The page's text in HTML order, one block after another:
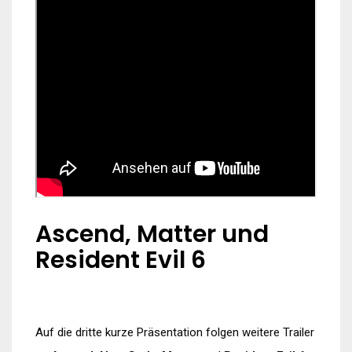
Ascend, Matter und
Resident Evil 6
Auf die dritte kurze Präsentation folgen weitere Trailer